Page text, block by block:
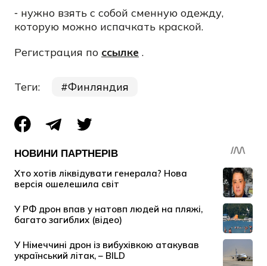
⁃ нужно взять с собой сменную одежду,
которую можно испачкать краской.
Регистрация по ссылке .
Теги: Финляндия